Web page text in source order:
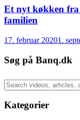
Et nyt køkken
familien
17. februar 20201.
Søg på Banq.dk
Kategorier